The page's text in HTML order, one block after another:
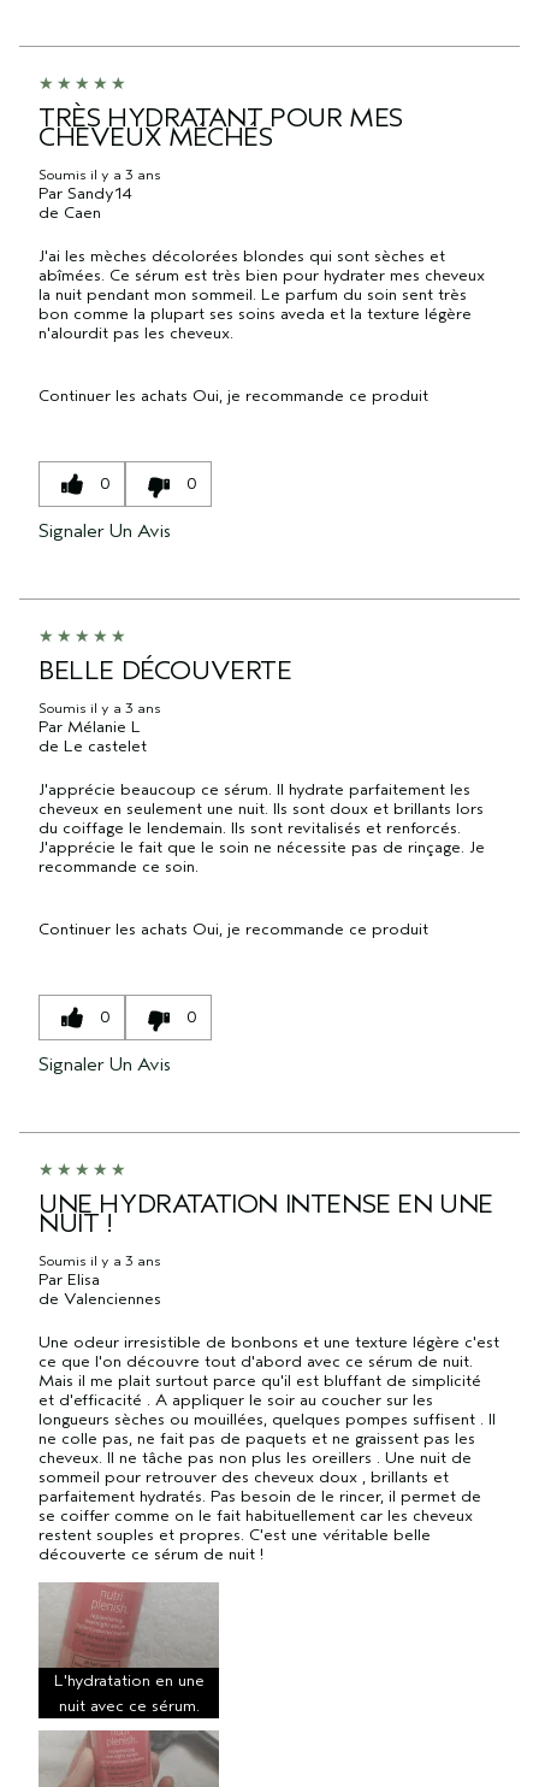
TRÈS HYDRATANT POUR MES
CHEVEUX MÉCHÉS
Soumis il y a 3 ans
Par Sandy14
de Caen
J'ai les mèches décolorées blondes qui sont sèches et
abîmées. Ce sérum est très bien pour hydrater mes cheveux
la nuit pendant mon sommeil. Le parfum du soin sent très
bon comme la plupart ses soins aveda et la texture légère
n'alourdit pas les cheveux.
Continuer les achats Oui, je recommande ce produit
0 0
Signaler Un Avis
BELLE DÉCOUVERTE
Soumis il y a 3 ans
Par Mélanie L
de Le castelet
J'apprécie beaucoup ce sérum. Il hydrate parfaitement les
cheveux en seulement une nuit. Ils sont doux et brillants lors
du coiffage le lendemain. Ils sont revitalisés et renforcés.
J'apprécie le fait que le soin ne nécessite pas de rinçage. Je
recommande ce soin.
Continuer les achats Oui, je recommande ce produit
0 0
Signaler Un Avis
UNE HYDRATATION INTENSE EN UNE
NUIT !
Soumis il y a 3 ans
Par Elisa
de Valenciennes
Une odeur irresistible de bonbons et une texture légère c'est
ce que l'on découvre tout d'abord avec ce sérum de nuit.
Mais il me plait surtout parce qu'il est bluffant de simplicité
et d'efficacité . A appliquer le soir au coucher sur les
longueurs sèches ou mouillées, quelques pompes suffisent . Il
ne colle pas, ne fait pas de paquets et ne graissent pas les
cheveux. Il ne tâche pas non plus les oreillers . Une nuit de
sommeil pour retrouver des cheveux doux , brillants et
parfaitement hydratés. Pas besoin de le rincer, il permet de
se coiffer comme on le fait habituellement car les cheveux
restent souples et propres. C'est une véritable belle
découverte ce sérum de nuit !
L'hydratation en une
nuit avec ce sérum.